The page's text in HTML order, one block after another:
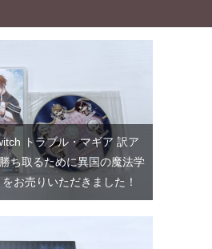
トラブル・マギア 訳ア
ち取るために異国の魔法学
お売りいただきました！